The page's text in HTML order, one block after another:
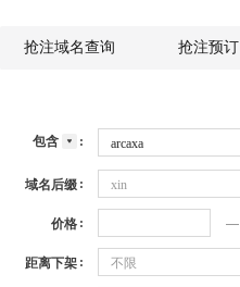
抢注域名查询 抢注预订
包含
域名后缀 xin
价格
距离下架 不限